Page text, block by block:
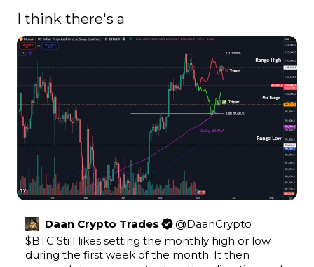
I think there's a
Daan Crypto Trades @DaanCrypto
$BTC Still likes setting the monthly high or low
during the first week of the month. It then